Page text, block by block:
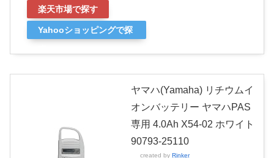
楽天市場で探す
Yahooショッピングで探
ヤマハ(Yamaha) リチウムイ
オンバッテリー ヤマハPAS
専用 4.0Ah X54-02 ホワイト
90793-25110
created by Rinker